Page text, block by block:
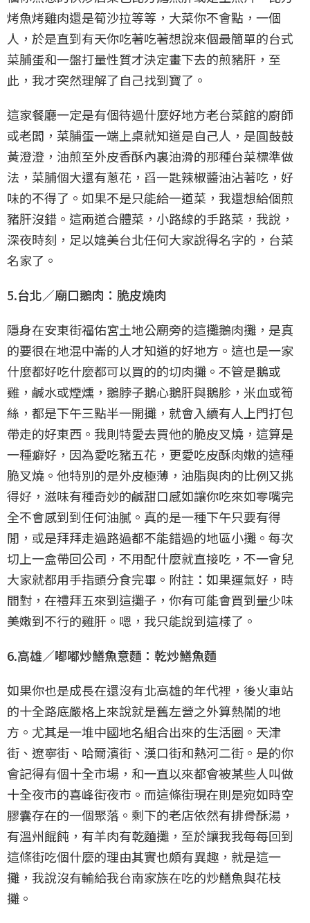
烤魚烤雞肉還是筍沙拉等等，大菜你不會點，一個
人，於是直到有天你吃著吃著想說來個最簡單的台式
菜脯蛋和一盤打量性質才決定畫下去的煎豬肝，至
此，我才突然理解了自己找到寶了。
這家餐廳一定是有個待過什麼好地方老台菜館的廚師
或老闆，菜脯蛋一端上桌就知道是自己人，是圓鼓鼓
黃澄澄，油煎至外皮香酥內裏油滑的那種台菜標準做
法，菜脯個大還有蔥花，舀一匙辣椒醬油沾著吃，好
味的不得了。如果不是只能給一道菜，我還想給個煎
豬肝沒錯。這兩道合體菜，小路線的手路菜，我說，
深夜時刻，足以媲美台北任何大家說得名字的，台菜
名家了。
5.台北／廟口鵝肉：脆皮燒肉
隱身在安東街福佑宮土地公廟旁的這攤鵝肉攤，是真
的要很在地混中崙的人才知道的好地方。這也是一家
什麼都好吃什麼都可以買的的切肉攤。不管是鵝或
雞，鹹水或煙燻，鵝脖子鵝心鵝肝與鵝胗，米血或筍
絲，都是下午三點半一開攤，就會入續有人上門打包
帶走的好東西。我則特愛去買他的脆皮叉燒，這算是
一種癖好，因為愛吃豬五花，更愛吃皮酥肉嫩的這種
脆叉燒。他特別的是外皮極薄，油脂與肉的比例又挑
得好，滋味有種奇妙的鹹甜口感如讓你吃來如零嘴完
全不會感到到任何油膩。真的是一種下午只要有得
閒，或是拜拜走過路過都不能錯過的地區小攤。每次
切上一盒帶回公司，不用配什麼就直接吃，不一會兒
大家就都用手指頭分食完畢。附註：如果運氣好，時
間對，在禮拜五來到這攤子，你有可能會買到量少味
美嫩到不行的雞肝。嗯，我只能說到這樣了。
6.高雄／嘟嘟炒鱔魚意麵：乾炒鱔魚麵
如果你也是成長在還沒有北高雄的年代裡，後火車站
的十全路底嚴格上來說就是舊左營之外算熱鬧的地
方。尤其是一堆中國地名組合出來的生活圈。天津
街、遼寧街、哈爾濱街、漢口街和熱河二街。是的你
會記得有個十全市場，和一直以來都會被某些人叫做
十全夜市的喜峰街夜市。而這條街現在則是宛如時空
膠囊存在的一個聚落。剩下的老店依然有排骨酥湯，
有溫州餛飩，有羊肉有乾麵攤，至於讓我我每每回到
這條街吃個什麼的理由其實也頗有異趣，就是這一
攤，我說沒有輸給我台南家族在吃的炒鱔魚與花枝
攤。